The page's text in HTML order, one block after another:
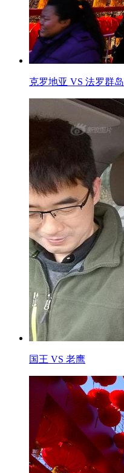
克罗地亚 VS 法罗群岛
国王 VS 老鹰